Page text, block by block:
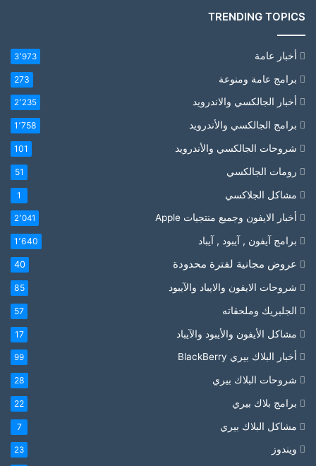
TRENDING TOPICS
أخبار عامة 3٬973
برامج عامة ومنوعة 273
أخبار الجالكسي والاندرويد 2٬235
برامج الجالكسي والأندرويد 1٬758
شروحات الجالكسي والأندرويد 101
رومات الجالكسي 51
مشاكل الجلاكسي 1
أخبار الايفون وجميع منتجيات Apple 2٬041
برامج آيفون , آيبود , آيباد 1٬640
عروض مجانية لفترة محدودة 40
شروحات الايفون والايباد والآيبود 85
الجلبريك وملحقاته 57
مشاكل الأيفون والأيبود والآيباد 17
أخبار البلاك بيري BlackBerry 99
شروحات البلاك بيري 28
برامج بلاك بيري 22
مشاكل البلاك بيري 7
ويندوز 23